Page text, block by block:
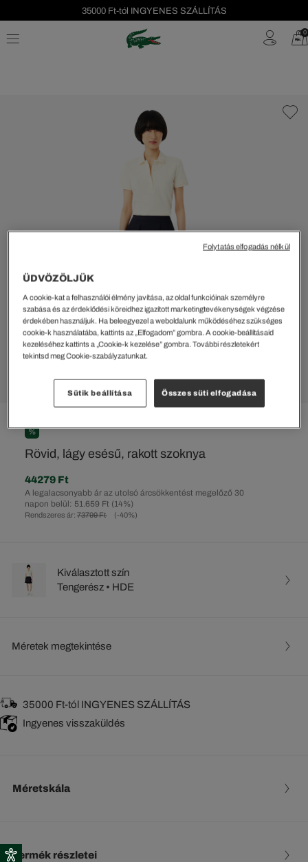
35000 Ft-tól INGYENES SZÁLLÍTÁS
Szezonális leárazás akár -40%! 0
%
Rövid, lágy esésű, rakott szoknya
Rendszeres ár: 73799 Ft (-40%)
A legalacsonyabb ár az utolsó árcsökkentést megelőző 30
napon belül: 51.659 Ft (14%)
44279 Ft
Kiválasztott szín
Tengerész • HDE
Méretek megtekintése
35000 Ft-tól INGYENES SZÁLLÍTÁS
Ingyenes visszaküldés
Méretskála
Termék részletei
ÜDVÖZÖLJÜK
A cookie-kat a felhasználói élmény javítása, az oldal funkcióinak személyre
szabása és az érdeklődési köreidhez igazított marketingtevékenységek végzése
érdekében használjuk. Ha beleegyezel a weboldalunk működéséhez szükséges
cookie-k használatába, kattints az „Elfogadom” gombra. A cookie-beállításaid
kezeléséhez kattints a „Cookie-k kezelése” gombra. További részletekért
tekintsd meg Cookie-szabályzatunkat.
Sütik beállítása Összes süti elfogadása
Folytatás elfogadás nélkül